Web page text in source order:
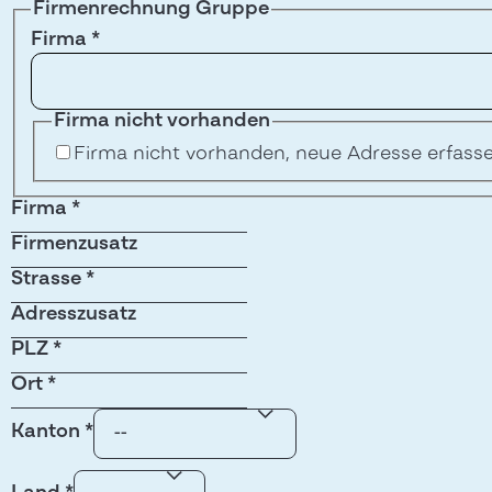
Firmenrechnung Gruppe
Firma *
Firma nicht vorhanden
Firma nicht vorhanden, neue Adresse
Firma *
Firmenzusatz
Strasse *
Adresszusatz
PLZ *
Ort *
Kanton *